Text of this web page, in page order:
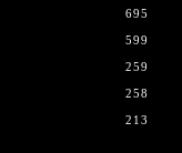
695
599
259
258
213